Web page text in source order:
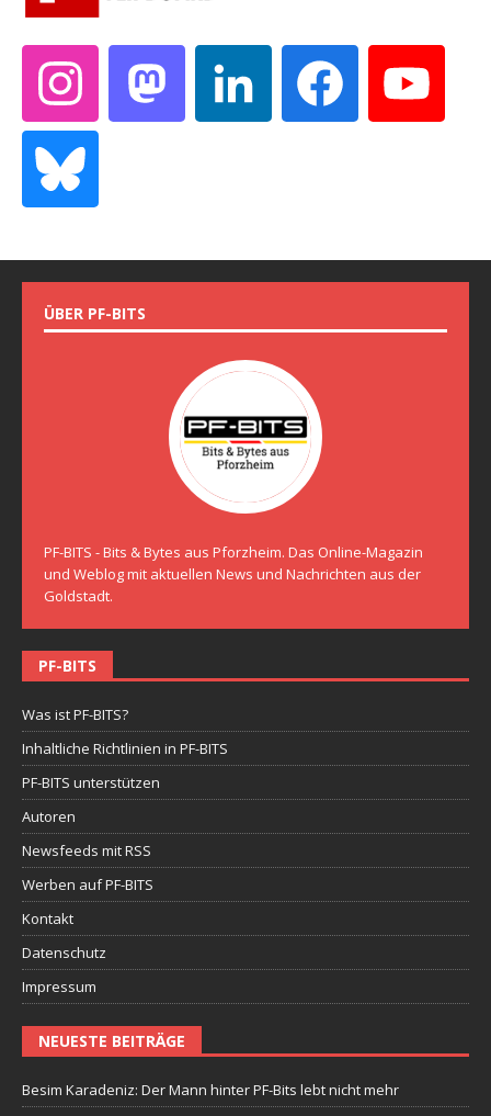
ÜBER PF-BITS
PF-BITS - Bits & Bytes aus Pforzheim. Das Online-Magazin
und Weblog mit aktuellen News und Nachrichten aus der
Goldstadt.
PF-BITS
Was ist PF-BITS?
Inhaltliche Richtlinien in PF-BITS
PF-BITS unterstützen
Autoren
Newsfeeds mit RSS
Werben auf PF-BITS
Kontakt
Datenschutz
Impressum
NEUESTE BEITRÄGE
Besim Karadeniz: Der Mann hinter PF-Bits lebt nicht mehr